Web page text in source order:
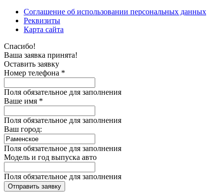
Соглашение об использовании персональных данных
Реквизиты
Карта сайта
Спасибо!
Ваша заявка принята!
Оставить заявку
Номер телефона *
Поля обязательное для заполнения
Ваше имя *
Поля обязательное для заполнения
Ваш город:
Поля обязательное для заполнения
Модель и год выпуска авто
Поля обязательное для заполнения
Отправить заявку